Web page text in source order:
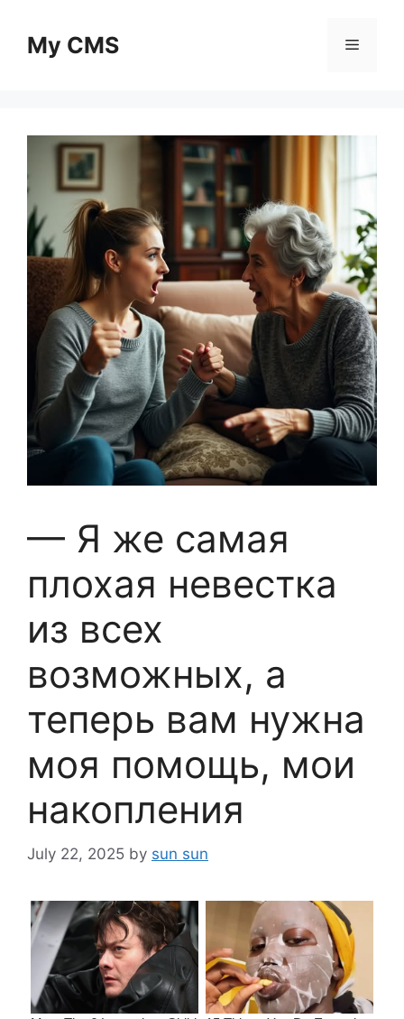
contentMy CMS Menu
— Я же самая
плохая невестка
из всех
возможных, а
теперь вам нужна
моя помощь, мои
накопления
July 22, 2025 by sun sun